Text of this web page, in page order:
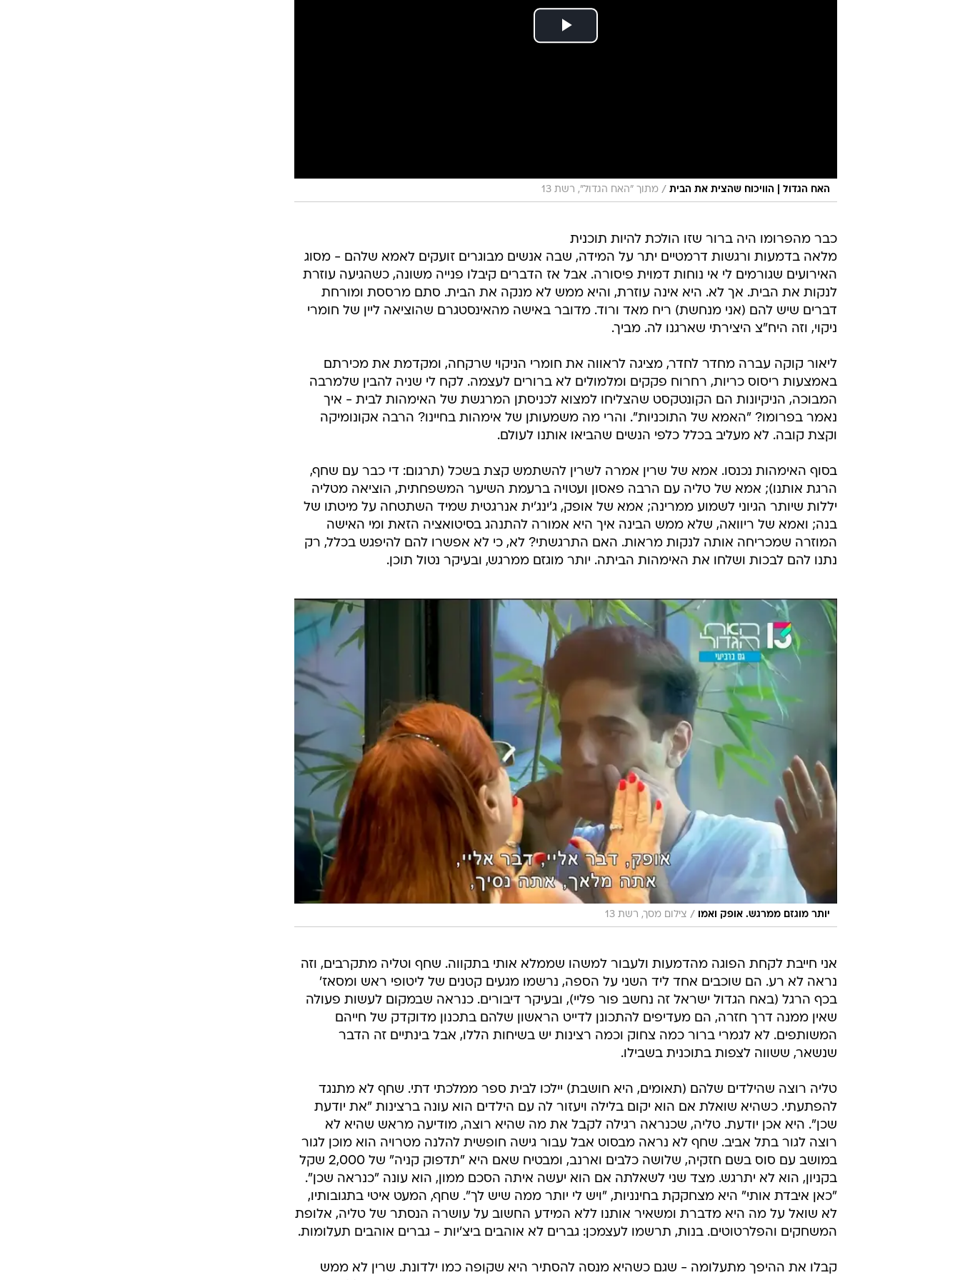
האח הגדול | הוויכוח שהצית את הבית / מתוך "האח הגדול", רשת 13
כבר מהפרומו היה ברור שזו הולכת להיות תוכנית
מלאה בדמעות ורגשות דרמטיים יתר על המידה, שבה אנשים מבוגרים זועקים לאמא שלהם - מסוג
האירועים שגורמים לי אי נוחות דמוית פיסורה. אבל אז הדברים קיבלו פנייה משונה, כשהגיעה עוזרת
לנקות את הבית. אך לא. היא אינה עוזרת, והיא ממש לא מנקה את הבית. סתם מרססת ומורחת
דברים שיש להם (אני מנחשת) ריח מאד ורוד. מדובר באישה מהאינסטגרם שהוציאה ליין של חומרי
ניקוי, וזה היח"צ היצירתי שארגנו לה. מביך.
ליאור קוקה עברה מחדר לחדר, מציגה לראווה את חומרי הניקוי שרקחה, ומקדמת את מכירתם
באמצעות ריסוס כריות, רחרוח פקקים ומלמולים לא ברורים לעצמה. לקח לי שניה להבין שלמרבה
המבוכה, הניקיונות הם הקונטקסט שהצליחו למצוא לכניסתן המרגשת של האימהות לבית - איך
נאמר בפרומו? "האמא של התוכניות". והרי מה משמעותן של אימהות בחיינו? הרבה אקונומיקה
וקצת קובה. לא מעליב בכלל כלפי הנשים שהביאו אותנו לעולם.
בסוף האימהות נכנסו. אמא של שרין אמרה לשרין להשתמש קצת בשכל (תרגום: די כבר עם שחף,
הרגת אותנו); אמא של טליה עם הרבה פאסון ועטויה ברעמת השיער המשפחתית, הוציאה מטליה
יללות שיותר הגיוני לשמוע ממרינה; אמא של אופק, ג'ינג'ית אנרגטית שמיד השתטחה על מיטתו של
בנה; ואמא של ריוואה, שלא ממש הבינה איך היא אמורה להתנהג בסיטואציה הזאת ומי האישה
המוזרה שמכריחה אותה לנקות מראות. האם התרגשתי? לא, כי לא אפשרו להם להיפגש בכלל, רק
נתנו להם לבכות ושלחו את האימהות הביתה. יותר מוגזם ממרגש, ובעיקר נטול תוכן.
יותר מוגזם ממרגש. אופק ואמו / צילום מסך, רשת 13
אני חייבת לקחת הפוגה מהדמעות ולעבור למשהו שממלא אותי בתקווה. שחף וטליה מתקרבים, וזה
נראה לא רע. הם שוכבים אחד ליד השני על הספה, נרשמו מגעים קטנים של ליטופי ראש ומסאז'
בכף הרגל (באח הגדול ישראל זה נחשב פור פליי), ובעיקר דיבורים. כנראה שבמקום לעשות פעולה
שאין ממנה דרך חזרה, הם מעדיפים להתכונן לדייט הראשון שלהם בתכנון מדוקדק של חייהם
המשותפים. לא לגמרי ברור כמה צחוק וכמה רצינות יש בשיחות הללו, אבל בינתיים זה הדבר
שנשאר, ששווה לצפות בתוכנית בשבילו.
טליה רוצה שהילדים שלהם (תאומים, היא חושבת) יילכו לבית ספר ממלכתי דתי. שחף לא מתנגד
להפתעתי. כשהיא שואלת אם הוא יקום בלילה ויעזור לה עם הילדים הוא עונה ברצינות "את יודעת
שכן". היא אכן יודעת. טליה, שכנראה רגילה לקבל את מה שהיא רוצה, מודיעה מראש שהיא לא
רוצה לגור בתל אביב. שחף לא נראה מבסוט אבל עבור גישה חופשית להלנה מטרויה הוא מוכן לגור
במושב עם סוס בשם חזקיה, שלושה כלבים וארנב, ומבטיח שאם היא "תדפוק קניה" של 2,000 שקל
בקניון, הוא לא יתרגש. מצד שני לשאלתה אם הוא יעשה איתה הסכם ממון, הוא עונה "כנראה שכן".
"כאן איבדת אותי" היא מצחקקת בחינניות, "ויש לי יותר ממה שיש לך". שחף, המעט איטי בתגובותיו,
לא שואל על מה היא מדברת ומשאיר אותנו ללא המידע החשוב על עושרה הנסתר של טליה, אלופת
המשחקים והפלרטוטים. בנות, תרשמו לעצמכן: גברים לא אוהבים ביצ'יות - גברים אוהבים תעלומות.
קבלו את ההיפך מתעלומה - שגם כשהיא מנסה להסתיר היא שקופה כמו ילדונת. שרין לא ממש